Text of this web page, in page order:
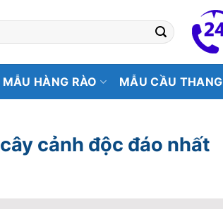
MẪU HÀNG RÀO MẪU CẦU THANG
cảnh độc đáo nhất